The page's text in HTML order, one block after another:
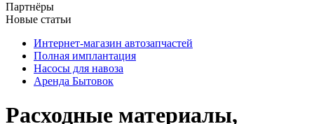
Партнёры
Новые статьи
Интернет-магазин автозапчастей
Полная имплантация
Насосы для навоза
Аренда Бытовок
Расходные материалы,